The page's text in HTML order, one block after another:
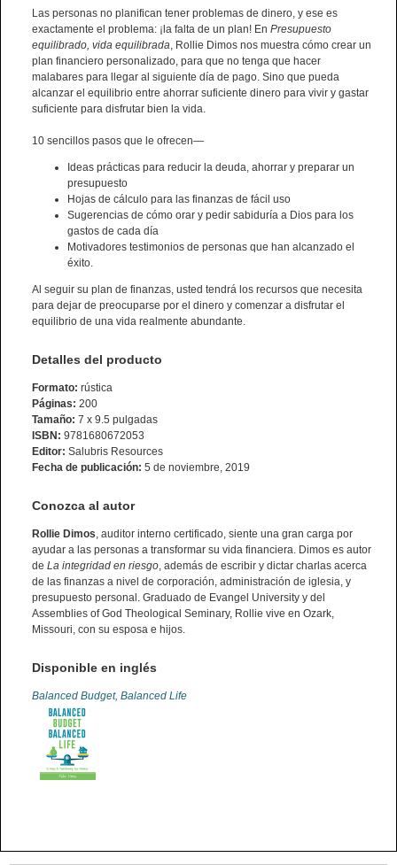
Las personas no planifican tener problemas de dinero, y ese es
exactamente el problema: ¡la falta de un plan! En Presupuesto
equilibrado, vida equilibrada, Rollie Dimos nos muestra cómo crear un
plan financiero personalizado, para que no tenga que hacer
malabares para llegar al siguiente día de pago. Sino que pueda
alcanzar el equilibrio entre ahorrar suficiente dinero para vivir y gastar
suficiente para disfrutar bien la vida.
10 sencillos pasos que le ofrecen—
Ideas prácticas para reducir la deuda, ahorrar y preparar un
presupuesto
Hojas de cálculo para las finanzas de fácil uso
Sugerencias de cómo orar y pedir sabiduría a Dios para los
gastos de cada día
Motivadores testimonios de personas que han alcanzado el
éxito.
Al seguir su plan de finanzas, usted tendrá los recursos que necesita
para dejar de preocuparse por el dinero y comenzar a disfrutar el
equilibrio de una vida realmente abundante.
Detalles del producto
Formato: rústica
Páginas: 200
Tamaño: 7 x 9.5 pulgadas
ISBN: 9781680672053
Editor: Salubris Resources
Fecha de publicación: 5 de noviembre, 2019
Conozca al autor
Rollie Dimos, auditor interno certificado, siente una gran carga por
ayudar a las personas a transformar su vida financiera. Dimos es autor
de La integridad en riesgo, además de escribir y dictar charlas acerca
de las finanzas a nivel de corporación, administración de iglesia, y
presupuesto personal. Graduado de Evangel University y del
Assemblies of God Theological Seminary, Rollie vive en Ozark,
Missouri, con su esposa e hijos.
Disponible en inglés
Balanced Budget, Balanced Life